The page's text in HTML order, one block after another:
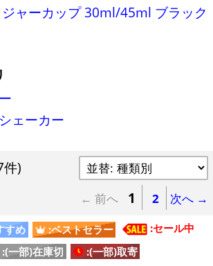
ャーカップ 30ml/45ml ブラック
ェーカー
件)
← 前へ 1 2 次へ →
すめ :ベストセラー
:セール中
:(一部)在庫切 :(一部)取寄